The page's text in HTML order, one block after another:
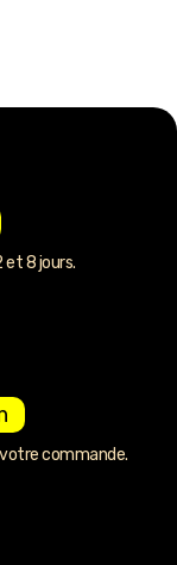
et 8 jours.
commande.